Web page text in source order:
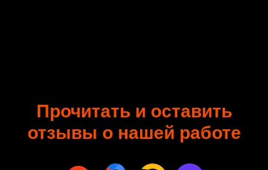
Прочитать и оставить
отзывы о нашей работе